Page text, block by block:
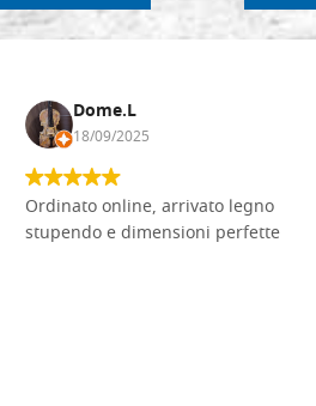
Dome.L
18/09/2025
Ordinato online, arrivato legno
stupendo e dimensioni perfette